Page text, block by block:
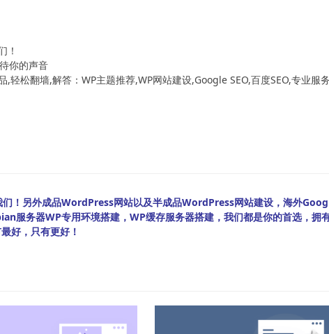
！
你的声音
,轻松翻墙,解答：WP主题推荐,WP网站建设,Google SEO,百度SEO,专业服
！另外成品WordPress网站以及半成品WordPress网站建设，海外
服务器WP专用环境搭建，WP缓存服务器搭建，我们都是你的首选，拥
好，只有更好！